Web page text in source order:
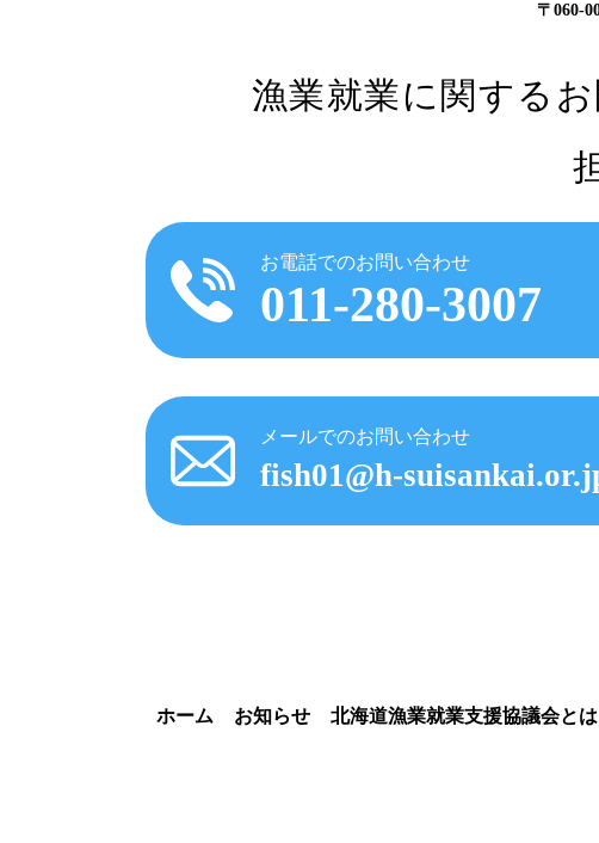
〒060-
漁業就業に関するお
お電話でのお問い合わせ
011-280-3007
メールでのお問い合わせ
fish01@h-
ホーム お知らせ 北海道漁業就業支援協議会とは